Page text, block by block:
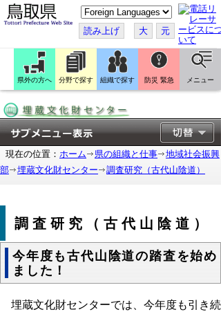
こ
の
ペ
ー
ジ
翻
訳
す
読み上げ 大 元
県外の方へ 分野で探す 組織で探す 防災 緊急 メニュー
現在の位置： ホーム 県の組織と仕事
地域社会振興
部
埋蔵文化財センター 調査研究（古代山陰道）
調査研究（古代山陰道）
今年度も古代山陰道の踏査を始め
ました！
埋蔵文化財センターでは、今年度も引き続